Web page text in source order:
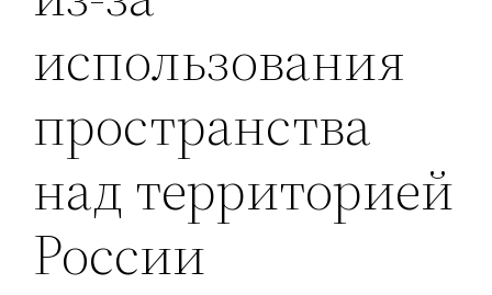
использования
пространства
над территорией
России